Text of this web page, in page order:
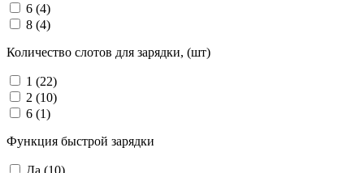
6 (4)
8 (4)
Количество слотов для зарядки, (шт)
1 (22)
2 (10)
6 (1)
Функция быстрой зарядки
Да (10)